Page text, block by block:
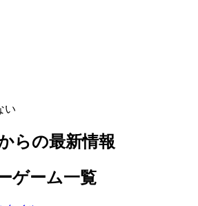
い
らの最新情報
ゲーム一覧